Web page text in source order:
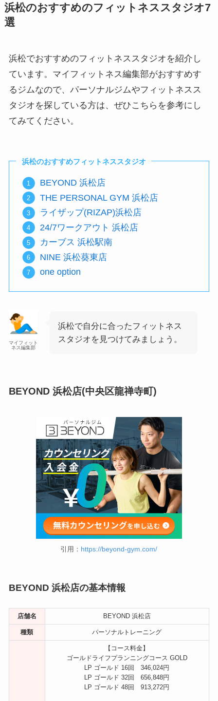
浜松のおすすめのフィットネススタジオ7
選
浜松でおすすめのフィットネススタジオを紹介し
ています。マイフィットネス編集部がおすすめす
るジムなので、パーソナルジムやフィットネスス
タジオを探している方は、ぜひこちらを参考にし
てみてください。
浜松のおすすめフィットネススタジオ
BEYOND 浜松店
THE PERSONAL GYM 浜松店
ライザップ(RIZAP)浜松店
24/7ワークアウト 浜松店
カーブス 浜松駅南
NINE 浜松葵東店
one option
マイフィット
ネス編集部
浜松で自分に合ったフィットネス
スタジオを見つけてみましょう。
BEYOND 浜松店(中央区龍禅寺町)
引用： https://beyond-gym.com/
BEYOND 浜松店の基本情報
店舗名 BEYOND 浜松店
種類 パーソナルトレーニング
【コース料金】
ゴールドライフプランニングコース GOLD
LP ゴールド 16回 346,024円
LP ゴールド 32回 656,848円
LP ゴールド 48回 913,272円